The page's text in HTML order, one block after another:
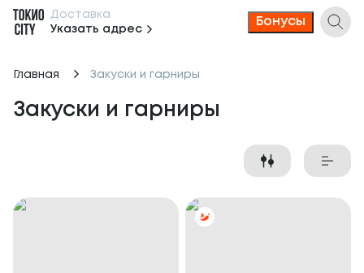
Доставка
Указать адрес
Бонусы
Главная Закуски и гарниры
Закуски и гарниры